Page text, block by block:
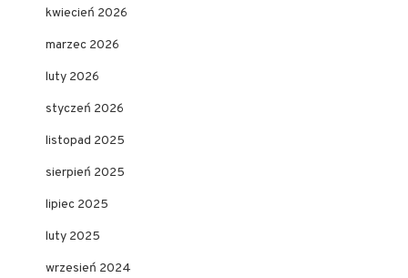
kwiecień 2026
marzec 2026
luty 2026
styczeń 2026
listopad 2025
sierpień 2025
lipiec 2025
luty 2025
wrzesień 2024